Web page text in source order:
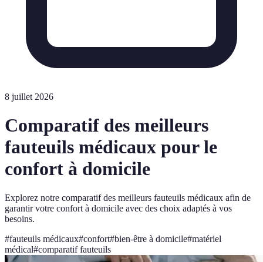
8 juillet 2026
Comparatif des meilleurs
fauteuils médicaux pour le
confort à domicile
Explorez notre comparatif des meilleurs fauteuils médicaux afin de
garantir votre confort à domicile avec des choix adaptés à vos
besoins.
#fauteuils médicaux#confort#bien-être à domicile#matériel
médical#comparatif fauteuils